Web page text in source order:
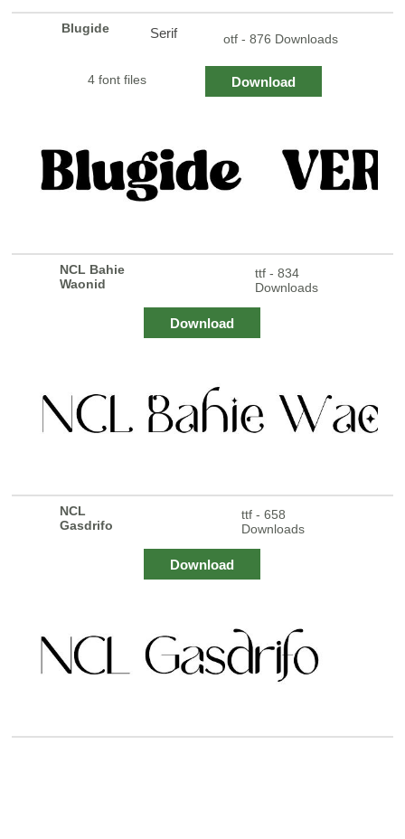
Blugide Serif otf - 876 Downloads
4 font files Download
NCL Bahie
Waonid
ttf - 834
Downloads
Download
NCL
Gasdrifo
ttf - 658
Downloads
Download